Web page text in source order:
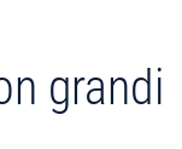
grandi